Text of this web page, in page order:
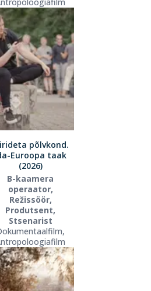
põlvkond.
Euroopa taak
(2026)
B-kaamera
operaator,
Režissöör,
Produtsent,
Stsenarist